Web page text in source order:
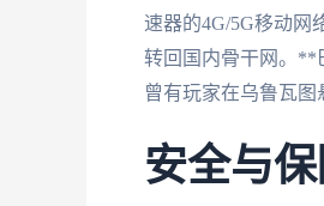
速器的4G/5G移动
转回国内骨干网。**
曾有玩家在乌鲁瓦图
安全与